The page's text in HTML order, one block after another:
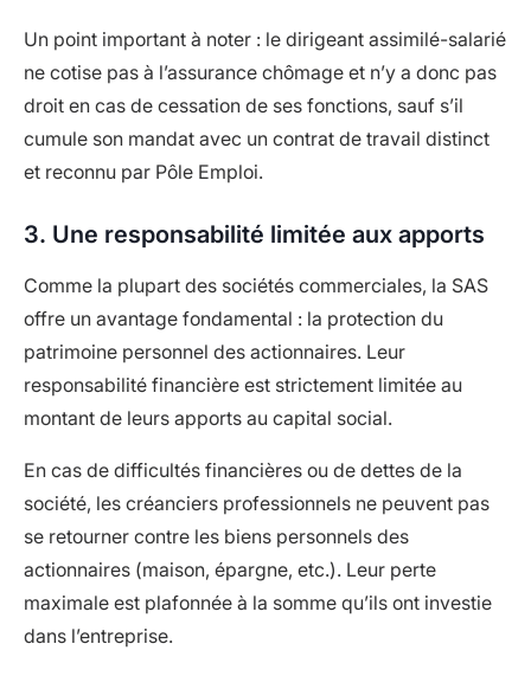
Un point important à noter : le dirigeant assimilé-salarié
ne cotise pas à l’assurance chômage et n’y a donc pas
droit en cas de cessation de ses fonctions, sauf s’il
cumule son mandat avec un contrat de travail distinct
et reconnu par Pôle Emploi.
3. Une responsabilité limitée aux apports
Comme la plupart des sociétés commerciales, la SAS
offre un avantage fondamental : la protection du
patrimoine personnel des actionnaires. Leur
responsabilité financière est strictement limitée au
montant de leurs apports au capital social.
En cas de difficultés financières ou de dettes de la
société, les créanciers professionnels ne peuvent pas
se retourner contre les biens personnels des
actionnaires (maison, épargne, etc.). Leur perte
maximale est plafonnée à la somme qu’ils ont investie
dans l’entreprise.